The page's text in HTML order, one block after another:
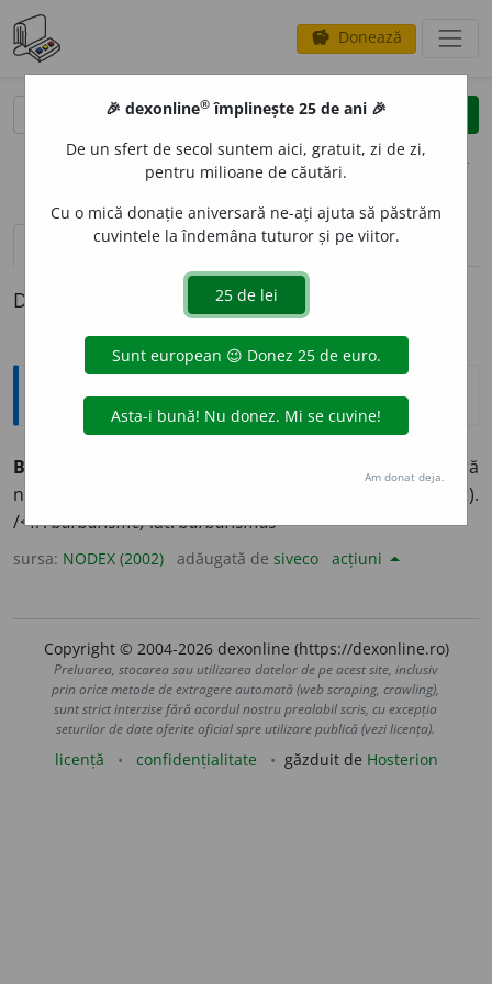
savings Donează
clear
opțiuni
definiții (1) pronunțievolume_up (6)
Definiția cu ID-ul 324613:
Explicative DEX
BARBAR
Element de limbă împrumutat fără
necesitate (și neasimilat de limba care l-a împrumutat).
/<fr.barbarisme,lat.barbarismus
sursa: NODEX (2002) adăugată de siveco acțiuni
Copyright © 2004-2026 dexonline (https://dexonline.ro)
Preluarea, stocarea sau utilizarea datelor de pe acest site, inclusiv
prin orice metode de extragere automată (web scraping, crawling),
sunt strict interzise fără acordul nostru prealabil scris, cu excepția
seturilor de date oferite oficial spre utilizare publică (vezi licența).
licență confidențialitate găzduit de Hosterion
🎉 dexonline® împlinește 25 de ani 🎉
De un sfert de secol suntem aici, gratuit, zi de zi,
pentru milioane de căutări.
Cu o mică donație aniversară ne-ați ajuta să păstrăm
cuvintele la îndemâna tuturor și pe viitor.
Am donat deja.